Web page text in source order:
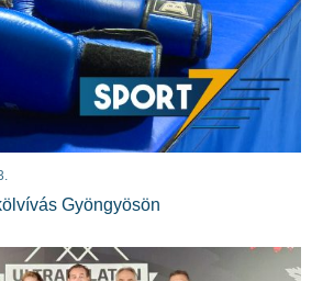
Gyöngyösön